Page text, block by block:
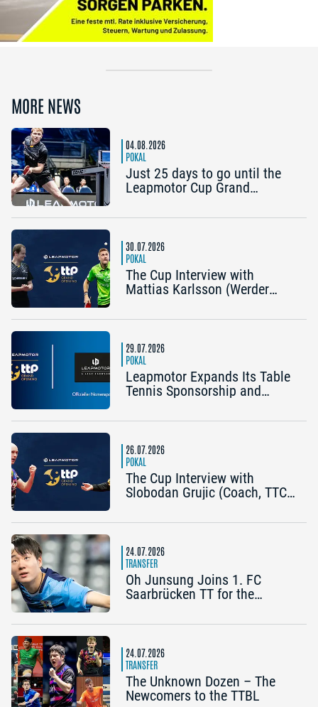
MORE NEWS
04.08.2026
POKAL
Just 25 days to go until the
Leapmotor Cup Grand
the price of two now
30.07.2026
POKAL
The Cup Interview with
Mattias Karlsson (Werder
(Coach, TTC Schwalbe
early chance to achieve
something special”
29.07.2026
POKAL
Leapmotor Expands Its Table
Tennis Sponsorship and
the 2026 Cup Grand Opening
26.07.2026
POKAL
The Cup Interview with
Slobodan Grujic (Coach, TTC
Bad Homburg) and Daniel
Königshofen): “A lot can
happen”
24.07.2026
TRANSFER
Oh Junsung Joins 1. FC
Saarbrücken TT for the
24.07.2026
TRANSFER
The Unknown Dozen – The
Newcomers to the TTBL